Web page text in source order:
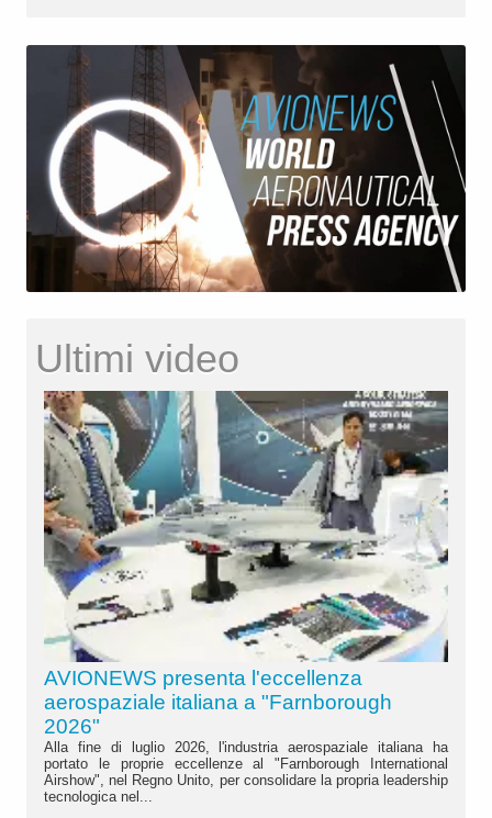
Ultimi video
AVIONEWS presenta l'eccellenza
aerospaziale italiana a "Farnborough
2026"
Alla fine di luglio 2026, l'industria aerospaziale italiana ha
portato le proprie eccellenze al "Farnborough International
Airshow", nel Regno Unito, per consolidare la propria leadership
tecnologica nel...